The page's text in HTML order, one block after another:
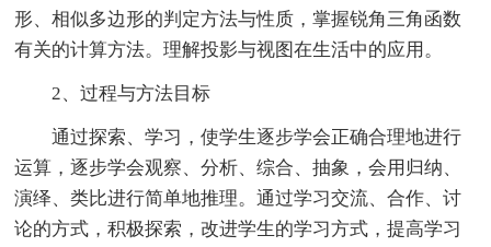
形、相似多边形的判定方法与性质，掌握锐角三角函数
有关的计算方法。理解投影与视图在生活中的应用。
2、过程与方法目标
通过探索、学习，使学生逐步学会正确合理地进行
运算，逐步学会观察、分析、综合、抽象，会用归纳、
演绎、类比进行简单地推理。通过学习交流、合作、讨
论的方式，积极探索，改进学生的学习方式，提高学习